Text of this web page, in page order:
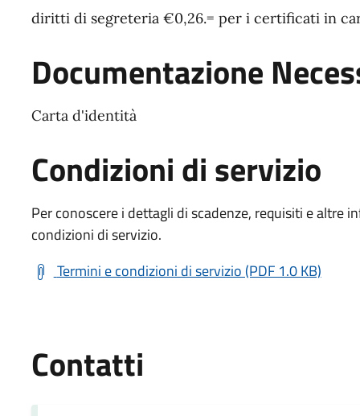
diritti di segreteria €0,26.= per i certificati in
Documentazione
Carta d'identità
Condizioni di servizio
Per conoscere i dettagli di scadenze, requisiti e altre
condizioni di servizio.
Termini e condizioni di servizio (PDF 1.0 KB)
Contatti